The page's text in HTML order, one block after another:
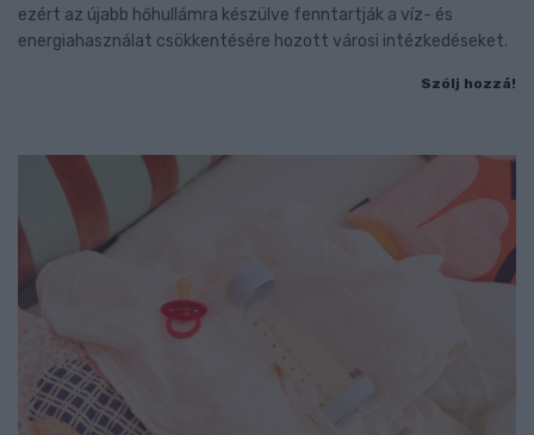
ezért az újabb hőhullámra készülve fenntartják a víz- és
energiahasználat csökkentésére hozott városi intézkedéseket.
Szólj hozzá!